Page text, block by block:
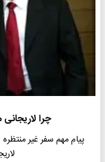
چرا
پیام مهم سفر غیر